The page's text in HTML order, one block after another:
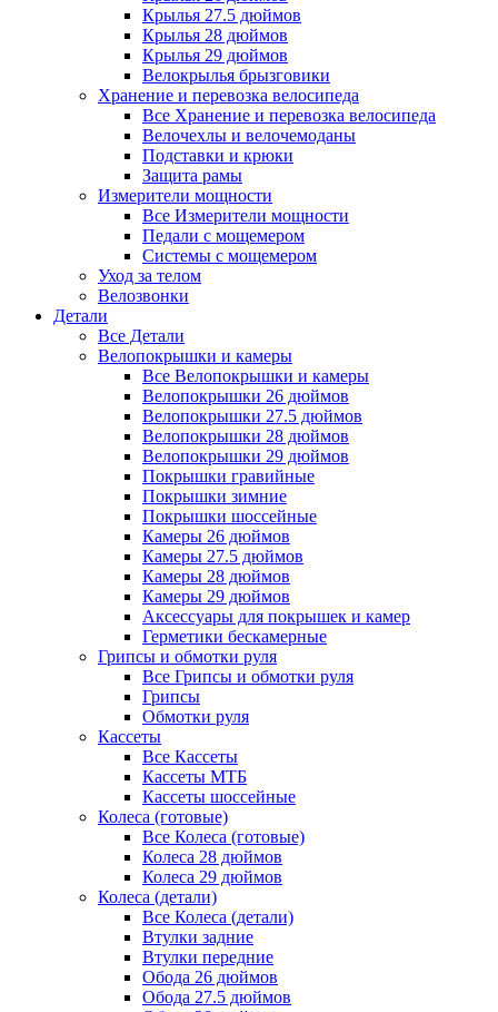
Крылья 27.5 дюймов
Крылья 28 дюймов
Крылья 29 дюймов
Велокрылья брызговики
Хранение и перевозка велосипеда
Все Хранение и перевозка велосипеда
Велочехлы и велочемоданы
Подставки и крюки
Защита рамы
Измерители мощности
Все Измерители мощности
Педали с мощемером
Системы с мощемером
Уход за телом
Велозвонки
Детали
Все Детали
Велопокрышки и камеры
Все Велопокрышки и камеры
Велопокрышки 26 дюймов
Велопокрышки 27.5 дюймов
Велопокрышки 28 дюймов
Велопокрышки 29 дюймов
Покрышки гравийные
Покрышки зимние
Покрышки шоссейные
Камеры 26 дюймов
Камеры 27.5 дюймов
Камеры 28 дюймов
Камеры 29 дюймов
Аксессуары для покрышек и камер
Герметики бескамерные
Грипсы и обмотки руля
Все Грипсы и обмотки руля
Грипсы
Обмотки руля
Кассеты
Все Кассеты
Кассеты МТБ
Кассеты шоссейные
Колеса (готовые)
Все Колеса (готовые)
Колеса 28 дюймов
Колеса 29 дюймов
Колеса (детали)
Все Колеса (детали)
Втулки задние
Втулки передние
Обода 26 дюймов
Обода 27.5 дюймов